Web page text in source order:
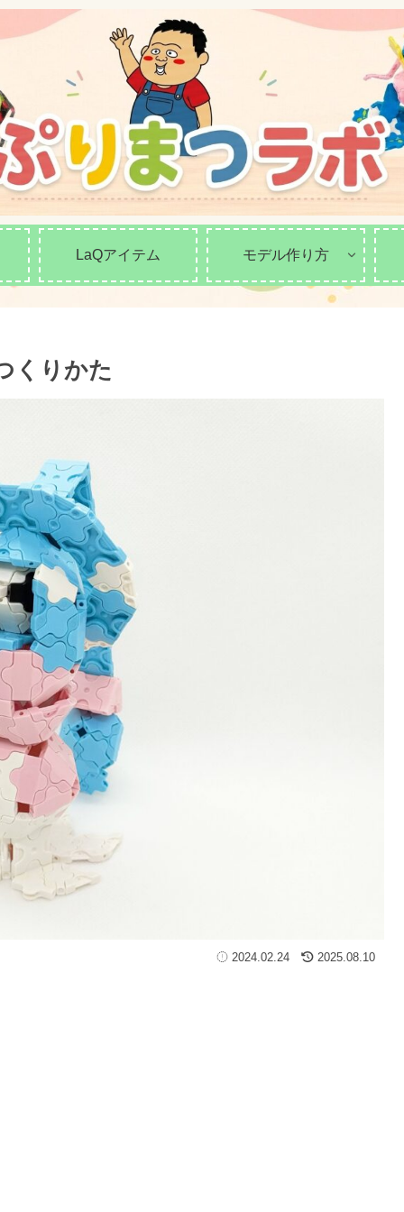
LaQアイテム モデル作り方
くりかた
2024.02.24 2025.08.10